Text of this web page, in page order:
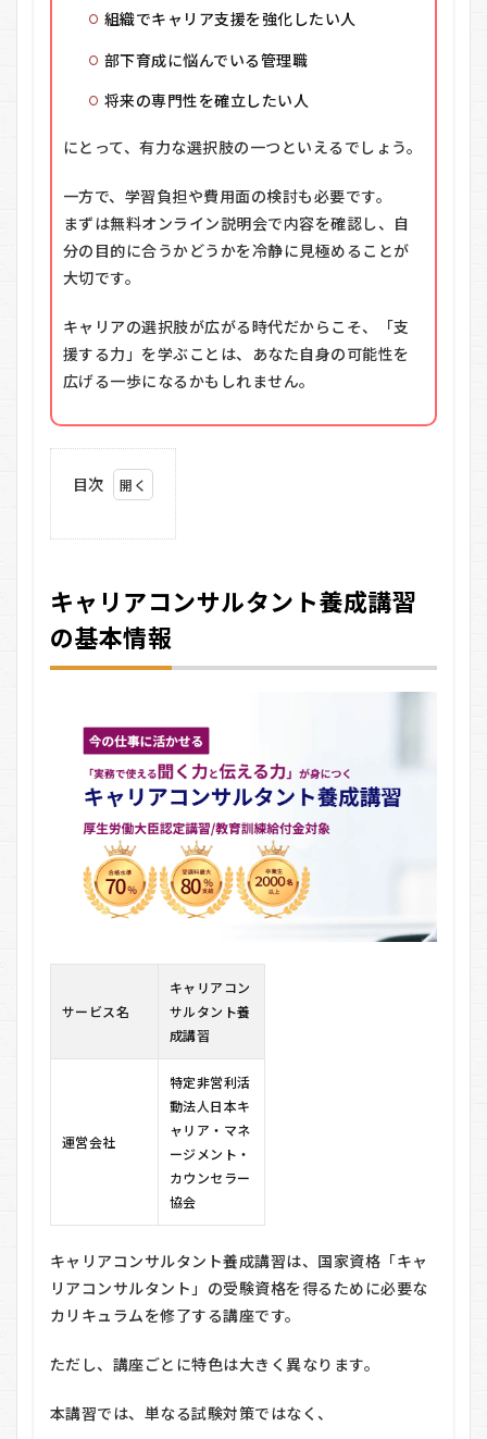
組織でキャリア支援を強化したい人
部下育成に悩んでいる管理職
将来の専門性を確立したい人
にとって、有力な選択肢の一つといえるでしょう。
一方で、学習負担や費用面の検討も必要です。
まずは無料オンライン説明会で内容を確認し、自
分の目的に合うかどうかを冷静に見極めることが
大切です。
キャリアの選択肢が広がる時代だからこそ、「支
援する力」を学ぶことは、あなた自身の可能性を
広げる一歩になるかもしれません。
目次
ア
コ
ン
サ
ル
ト
情
①「カ
リング
×マネ
ト」の
② 現
場第
ラム
1.3
③ 無
イン
会で
事前
キャリアコンサルタント養成講習
の基本情報
サービス名
キャリアコン
サルタント養
成講習
運営会社
特定非営利活
動法人日本キ
ャリア・マネ
ージメント・
カウンセラー
協会
キャリアコンサルタント養成講習は、国家資格「キャ
リアコンサルタント」の受験資格を得るために必要な
カリキュラムを修了する講座です。
ただし、講座ごとに特色は大きく異なります。
本講習では、単なる試験対策ではなく、